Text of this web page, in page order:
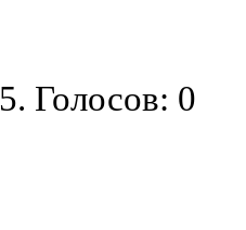
5. Голосов: 0